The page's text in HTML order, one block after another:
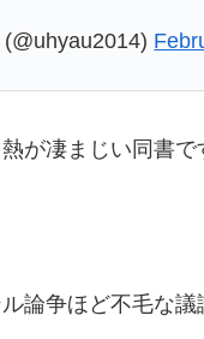
が凄まじい同書で
論争ほど不毛な議